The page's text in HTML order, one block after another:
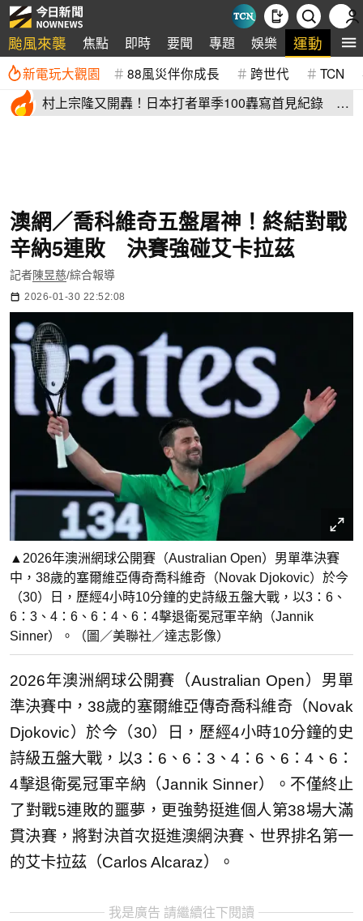
颱風來襲 焦點 即時 要聞 專題 娛樂 運動 全
新電玩大觀園 88風災伴你成長 跨世代 TCN
村上宗隆又開轟！日本打者單季100轟寫首見紀錄 這
澳網／喬科維奇五盤屠神！終結對戰
辛納5連敗 決賽強碰艾卡拉茲
記者陳昱慈/綜合報導
2026-01-30 22:52:08
▲2026年澳洲網球公開賽（Australian Open）男單準決賽
中，38歲的塞爾維亞傳奇喬科維奇（Novak Djokovic）於今
（30）日，歷經4小時10分鐘的史詩級五盤大戰，以3：6、
6：3、4：6、6：4、6：4擊退衛冕冠軍辛納（Jannik
Sinner）。（圖／美聯社／達志影像）
2026年澳洲網球公開賽（Australian Open）男單
準決賽中，38歲的塞爾維亞傳奇喬科維奇（Novak
Djokovic）於今（30）日，歷經4小時10分鐘的史
詩級五盤大戰，以3：6、6：3、4：6、6：4、6：
4擊退衛冕冠軍辛納（Jannik Sinner）。不僅終止
了對戰5連敗的噩夢，更強勢挺進個人第38場大滿
貫決賽，將對決首次挺進澳網決賽、世界排名第一
的艾卡拉茲（Carlos Alcaraz）。
我是廣告 請繼續往下閱讀